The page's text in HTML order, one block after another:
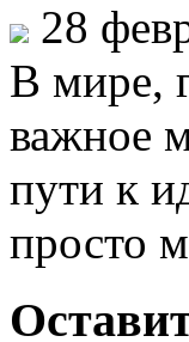
28
В мире,
важное
пути к
просто